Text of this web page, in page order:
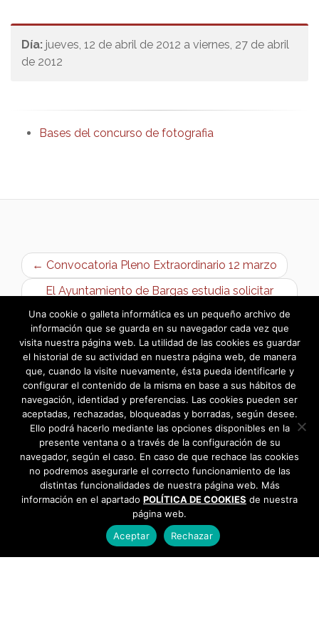
Día: jueves, 12 de abril de 2012 a viernes, 27 de abril
de 2012
Bases del concurso de fotografia
← Convocatoria Pleno Extraordinario 12 marzo
El Ayuntamiento de Bargas estudia solicitar
intereses a la Junta por la deuda →
Una cookie o galleta informática es un pequeño archivo de
información que se guarda en su navegador cada vez que
visita nuestra página web. La utilidad de las cookies es guardar
el historial de su actividad en nuestra página web, de manera
que, cuando la visite nuevamente, ésta pueda identificarle y
configurar el contenido de la misma en base a sus hábitos de
navegación, identidad y preferencias. Las cookies pueden ser
aceptadas, rechazadas, bloqueadas y borradas, según desee.
Ello podrá hacerlo mediante las opciones disponibles en la
presente ventana o a través de la configuración de su
navegador, según el caso. En caso de que rechace las cookies
no podremos asegurarle el correcto funcionamiento de las
distintas funcionalidades de nuestra página web. Más
información en el apartado POLÍTICA DE COOKIES de nuestra
página web.
Aceptar
Rechazar